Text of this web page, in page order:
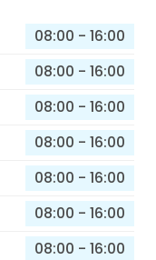
08:00 - 16:00
08:00 - 16:00
08:00 - 16:00
08:00 - 16:00
08:00 - 16:00
08:00 - 16:00
08:00 - 16:00